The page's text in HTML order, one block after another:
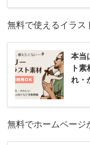
無料で使えるイラス
本当
ト
れ・
無料でホームページ